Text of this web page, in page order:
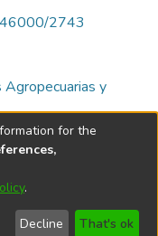
46000/2743
y
2026
Send
for the
.
Decline That's ok